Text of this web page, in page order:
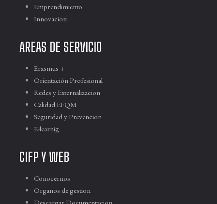
Emprendimiento
Innovacion
AREAS DE SERVICIO
Erasmus +
Orientación Profesional
Redes y Externalizacion
Calidad EFQM
Seguridad y Prevencion
E-learnig
CIFP Y WEB
Conocernos
Organos de gestion